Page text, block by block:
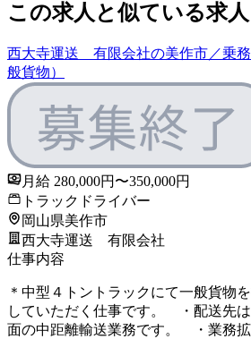
この求人と似ている求人
西大寺運送 有限会社の美作市／乗
般貨物）
月給 280,000円〜350,000円
トラックドライバー
岡山県美作市
西大寺運送 有限会社
仕事内容
＊中型４トントラックにて一般貨物
していただく仕事です。 ・配送先
面の中距離輸送業務です。 ・業務